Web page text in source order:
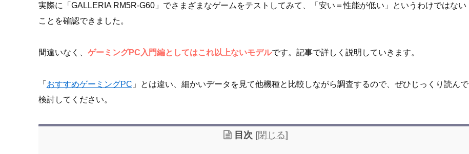
実際に「GALLERIA RM5R-G60」でさまざまなゲームをテストしてみて、「安い＝性能が低い」というわけではない
ことを確認できました。
間違いなく、 ゲーミングPC入門編としてはこれ以上ないモデルです。記事で詳しく説明していきます。
「 おすすめゲーミングPC 」とは違い、細かいデータを見て他機種と比較しながら調査するので、ぜひじっくり読んで
検討してください。
目次 [閉じる]